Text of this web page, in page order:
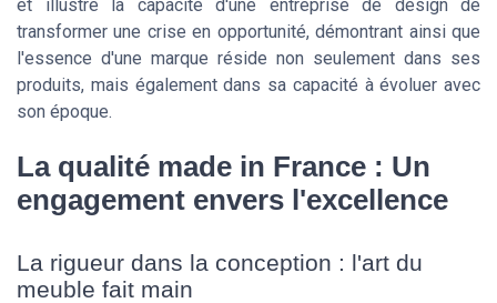
et illustre la capacité d'une entreprise de design de
transformer une crise en opportunité, démontrant ainsi que
l'essence d'une marque réside non seulement dans ses
produits, mais également dans sa capacité à évoluer avec
son époque.
La qualité made in France : Un
engagement envers l'excellence
La rigueur dans la conception : l'art du
meuble fait main